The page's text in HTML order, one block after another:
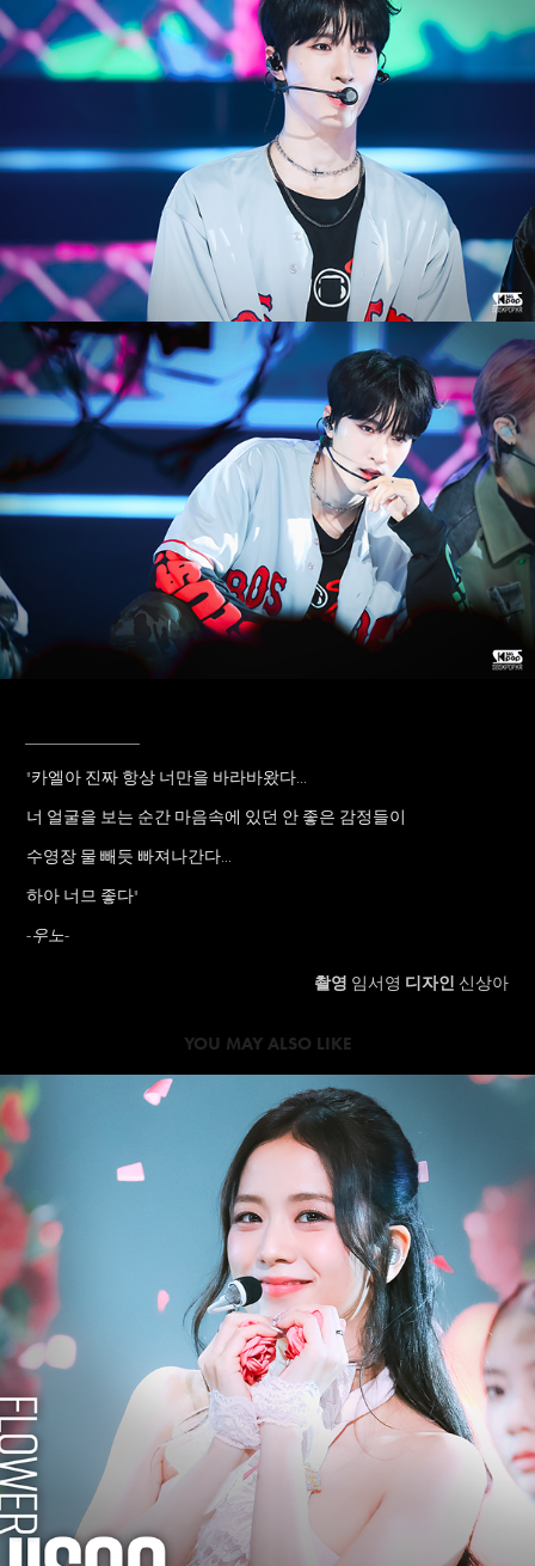
"카엘아 진짜 항상 너만을 바라바왔다...
너 얼굴을 보는 순간 마음속에 있던 안 좋은 감정들이
수영장 물 빼듯 빠져나간다...
하아 너므 좋다"
-우노-
촬영 임서영 디자인 신상아
YOU MAY ALSO LIKE
2023
JISOO